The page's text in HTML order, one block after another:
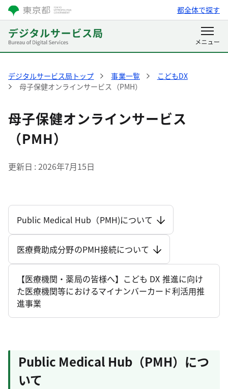
都全体で探す
デジタルサービス局トップ 事業一覧
こどもDX
母子保健オンラインサービス（PMH）
母子保健オンラインサービス
（PMH）
更新日 2026年7月15日
Public Medical Hub（PMH)について
医療費助成分野のPMH接続について
【医療機関・薬局の皆様へ】こども DX 推進に向け
た医療機関等におけるマイナンバーカード利活用推
進事業
Public Medical Hub（PMH）につ
いて